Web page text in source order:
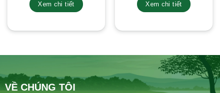
Xem chi tiết Xem chi tiết
VỀ CHÚNG TÔI